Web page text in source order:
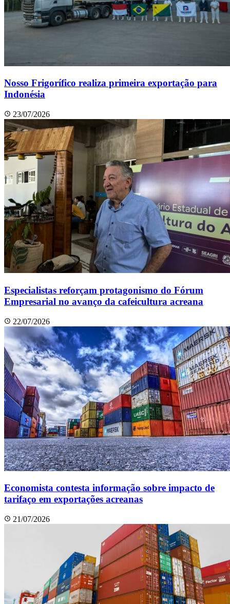
Nosso Frigorífico realiza primeira exportação para
Indonésia
23/07/2026
Especialistas reforçam protagonismo do Fórum
Empresarial no avanço da cafeicultura acreana
22/07/2026
Economista contesta informação sobre impacto de
tarifaço em exportações acreanas
21/07/2026